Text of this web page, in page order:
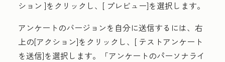
ション ]をクリックし、[ プレビュー]を選択します。
アンケートのバージョンを自分に送信するには、右
上の[アクション]をクリックし、[ テストアンケート
を送信]を選択します。
「アンケートのパーソナライ